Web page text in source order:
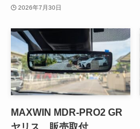
2026年7月30日
MAXWIN MDR-PRO2 GR
ヤリス 販売取付